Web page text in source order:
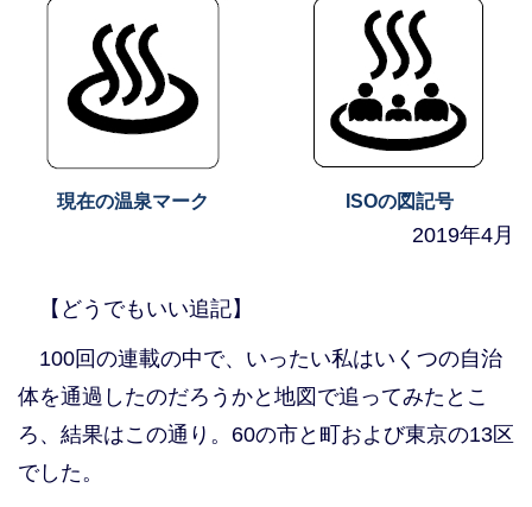
現在の温泉マーク ISOの図記号
2019年4月
【どうでもいい追記】
100回の連載の中で、いったい私はいくつの自治
体を通過したのだろうかと地図で追ってみたとこ
ろ、結果はこの通り。60の市と町および東京の13区
でした。